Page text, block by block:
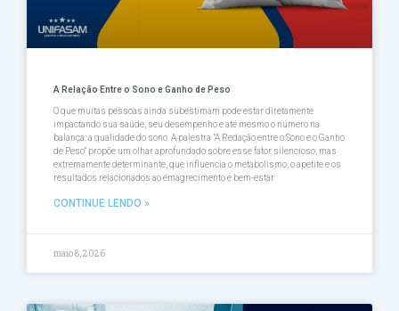
A Relação Entre o Sono e Ganho de Peso
O que muitas pessoas ainda subestimam pode estar diretamente
impactando sua saúde, seu desempenho e até mesmo o número na
balança: a qualidade do sono. A palestra ”A Redação entre o Sono e o Ganho
de Peso” propõe um olhar aprofundado sobre esse fator silencioso, mas
extremamente determinante, que influencia o metabolismo, o apetite e os
resultados relacionados ao emagrecimento e bem-estar
CONTINUE LENDO »
maio 8, 2026